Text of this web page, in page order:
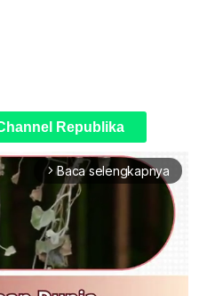
Republika
arrow_forward_ios Baca selengkapnya